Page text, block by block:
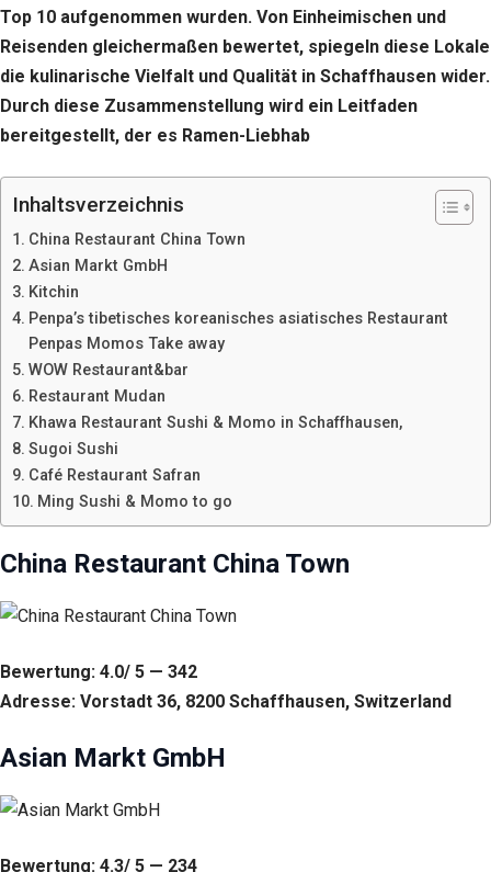
Top 10 aufgenommen wurden. Von Einheimischen und
Reisenden gleichermaßen bewertet, spiegeln diese Lokale
die kulinarische Vielfalt und Qualität in Schaffhausen wider.
Durch diese Zusammenstellung wird ein Leitfaden
bereitgestellt, der es Ramen-Liebhab
Inhaltsverzeichnis
China Restaurant China Town
Asian Markt GmbH
Kitchin
Penpa’s tibetisches koreanisches asiatisches Restaurant
Penpas Momos Take away
WOW Restaurant&bar
Restaurant Mudan
Khawa Restaurant Sushi & Momo in Schaffhausen,
Sugoi Sushi
Café Restaurant Safran
Ming Sushi & Momo to go
China Restaurant China Town
Bewertung: 4.0/ 5 — 342
Adresse: Vorstadt 36, 8200 Schaffhausen, Switzerland
Asian Markt GmbH
Bewertung: 4.3/ 5 — 234